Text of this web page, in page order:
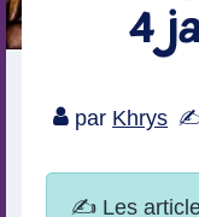
4
par Khrys